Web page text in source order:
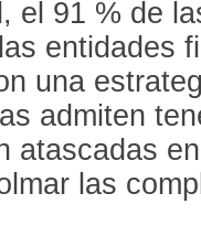
el 91 % de
entidades
una
admiten
atascadas
las